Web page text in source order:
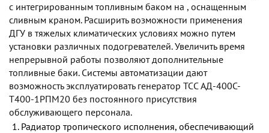
с интегрированным топливным баком на , оснащенным
сливным краном. Расширить возможности применения
ДГУ в тяжелых климатических условиях можно путем
установки различных подогревателей. Увеличить время
непрерывной работы позволяют дополнительные
топливные баки. Системы автоматизации дают
возможность эксплуатировать генератор TCC АД-400С-
Т400-1РПМ20 без постоянного присутствия
обслуживающего персонала.
Радиатор тропического исполнения, обеспечивающий